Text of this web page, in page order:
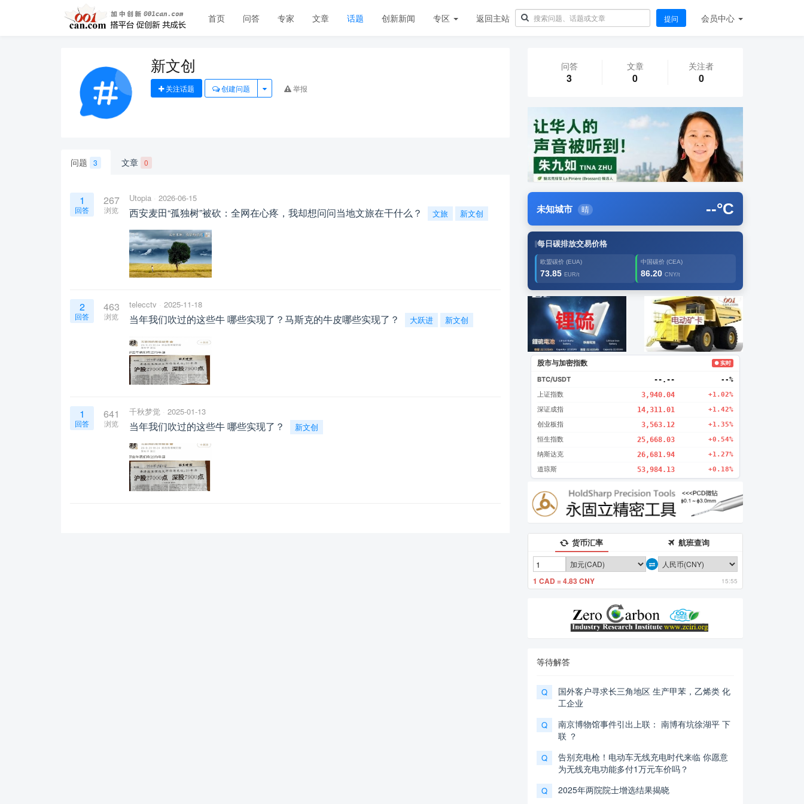
首页 问答 专家 文章 话题 创新新闻 专区 返回主站 提问 会员中心
新文创
关注话题 创建问题 举报
问题 3 文章 0
1
回答
267
浏览
Utopia 2026-06-15
西安麦田“孤独树”被砍：全网在心疼，我却想问问当地文旅在干什么？ 文旅 新文创
2
回答
463
浏览
telecctv 2025-11-18
当年我们吹过的这些牛 哪些实现了？马斯克的牛皮哪些实现了？ 大跃进 新文创
1
回答
641
浏览
千秋梦觉 2025-01-13
当年我们吹过的这些牛 哪些实现了？ 新文创
问答
3
文章
0
关注者
0
未知城市 晴 --°C
每日碳排放交易价格
欧盟碳价 (EUA)
73.85 EUR/t
中国碳价 (CEA)
86.20 CNY/t
广告2 创新
股市与加密指数 ● 实时
BTC/USDT --.-- --%
上证指数 3,940.04 +1.02%
深证成指 14,311.01 +1.42%
创业板指 3,563.12 +1.35%
恒生指数 25,668.03 +0.54%
纳斯达克 26,681.94 +1.27%
道琼斯 53,984.13 +0.18%
货币汇率 航班查询
1 CAD = 4.83 CNY 15:55
等待解答
Q
国外客户寻求长三角地区 生产甲苯，乙烯类 化
工企业
Q
南京博物馆事件引出上联： 南博有坑徐湖平 下
联 ？
Q
告别充电枪！电动车无线充电时代来临 你愿意
为无线充电功能多付1万元车价吗？
Q 2025年两院院士增选结果揭晓